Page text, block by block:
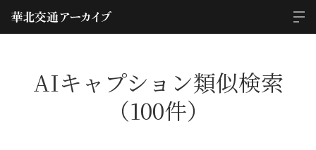
AIキャプション類似検索
（100件）